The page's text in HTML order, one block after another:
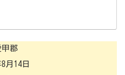
甲郡
月14日